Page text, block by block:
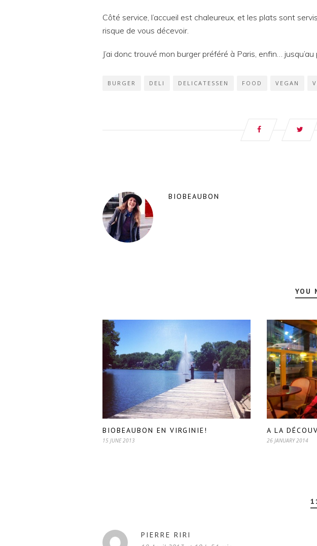
Côté service, l’accueil est chaleureux, et les plats sont
risque de vous décevoir.
J’ai donc trouvé mon burger préféré à Paris, enfin… jusqu’au
BURGER DELI DELICATESSEN FOOD VEGAN
BIOBEAUBON
YOU
BIOBEAUBON EN VIRGINIE!
15 JUNE 2013
A LA
26 JANUARY 2014
PIERRE RIRI